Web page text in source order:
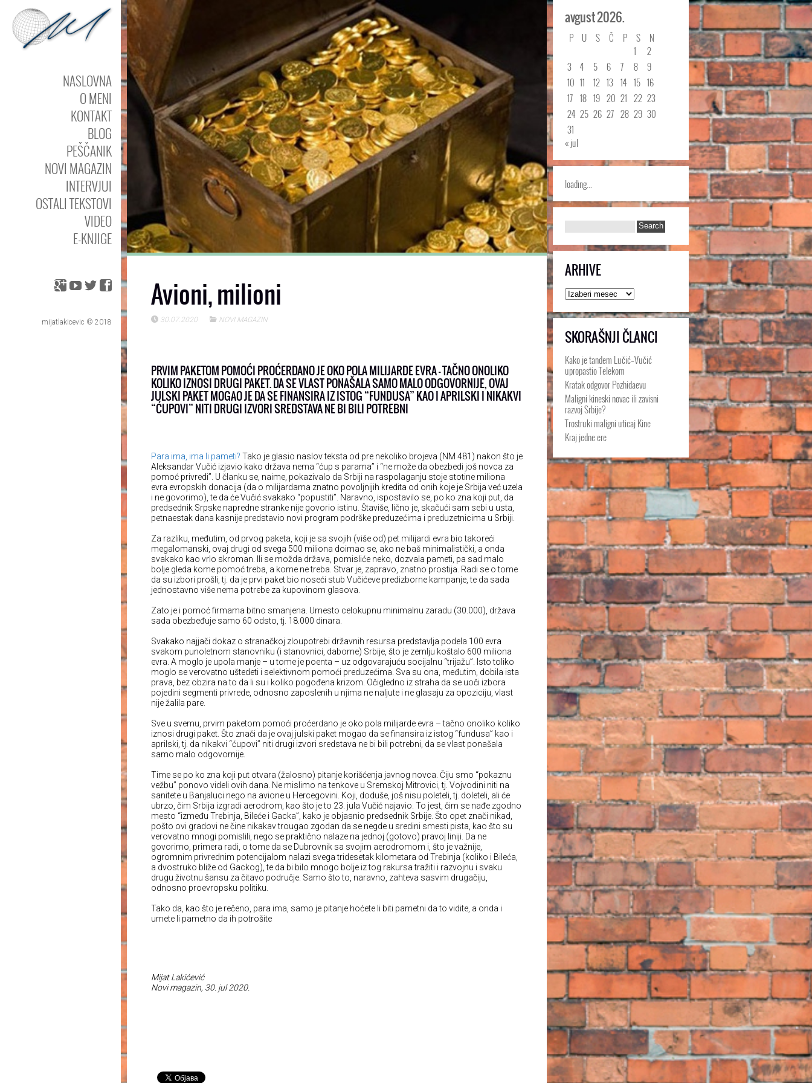
NASLOVNA
O MENI
KONTAKT
BLOG
PEŠČANIK
NOVI MAGAZIN
INTERVJUI
OSTALI TEKSTOVI
VIDEO
E-KNJIGE
mijatlakicevic © 2018
Avioni, milioni
30.07.2020 NOVI MAGAZIN
PRVIM PAKETOM POMOĆI PROĆERDANO JE OKO POLA MILIJARDE EVRA – TAČNO ONOLIKO
KOLIKO IZNOSI DRUGI PAKET. DA SE VLAST PONAŠALA SAMO MALO ODGOVORNIJE, OVAJ
JULSKI PAKET MOGAO JE DA SE FINANSIRA IZ ISTOG “FUNDUSA” KAO I APRILSKI I NIKAKVI
“ĆUPOVI” NITI DRUGI IZVORI SREDSTAVA NE BI BILI POTREBNI
Para ima, ima li pameti? Tako je glasio naslov teksta od pre nekoliko brojeva (NM 481) nakon što je
Aleksandar Vučić izjavio kako država nema “ćup s parama” i “ne može da obezbedi još novca za
pomoć privredi”. U članku se, naime, pokazivalo da Srbiji na raspolaganju stoje stotine miliona
evra evropskih donacija (da o milijardama znatno povoljnijih kredita od onih koje je Srbija već uzela
i ne govorimo), te da će Vučić svakako “popustiti”. Naravno, ispostavilo se, po ko zna koji put, da
predsednik Srpske napredne stranke nije govorio istinu. Štaviše, lično je, skačući sam sebi u usta,
petnaestak dana kasnije predstavio novi program podrške preduzećima i preduzetnicima u Srbiji.
Za razliku, međutim, od prvog paketa, koji je sa svojih (više od) pet milijardi evra bio takoreći
megalomanski, ovaj drugi od svega 500 miliona doimao se, ako ne baš minimalistički, a onda
svakako kao vrlo skroman. Ili se možda država, pomisliće neko, dozvala pameti, pa sad malo
bolje gleda kome pomoć treba, a kome ne treba. Stvar je, zapravo, znatno prostija. Radi se o tome
da su izbori prošli, tj. da je prvi paket bio noseći stub Vučićeve predizborne kampanje, te da sada
jednostavno više nema potrebe za kupovinom glasova.
Zato je i pomoć firmama bitno smanjena. Umesto celokupnu minimalnu zaradu (30.000), država
sada obezbeđuje samo 60 odsto, tj. 18.000 dinara.
Svakako najjači dokaz o stranačkoj zloupotrebi državnih resursa predstavlja podela 100 evra
svakom punoletnom stanovniku (i stanovnici, dabome) Srbije, što je zemlju koštalo 600 miliona
evra. A moglo je upola manje – u tome je poenta – uz odgovarajuću socijalnu “trijažu”. Isto toliko
moglo se verovatno uštedeti i selektivnom pomoći preduzećima. Sva su ona, međutim, dobila ista
prava, bez obzira na to da li su i koliko pogođena krizom. Očigledno iz straha da se uoči izbora
pojedini segmenti privrede, odnosno zaposlenih u njima ne naljute i ne glasaju za opoziciju, vlast
nije žalila pare.
Sve u svemu, prvim paketom pomoći proćerdano je oko pola milijarde evra – tačno onoliko koliko
iznosi drugi paket. Što znači da je ovaj julski paket mogao da se finansira iz istog “fundusa” kao i
aprilski, tj. da nikakvi “ćupovi” niti drugi izvori sredstava ne bi bili potrebni, da se vlast ponašala
samo malo odgovornije.
Time se po ko zna koji put otvara (žalosno) pitanje korišćenja javnog novca. Čiju smo “pokaznu
vežbu” ponovo videli ovih dana. Ne mislimo na tenkove u Sremskoj Mitrovici, tj. Vojvodini niti na
sanitete u Banjaluci nego na avione u Hercegovini. Koji, doduše, još nisu poleteli, tj. doleteli, ali će
ubrzo, čim Srbija izgradi aerodrom, kao što je to 23. jula Vučić najavio. To jest, čim se nađe zgodno
mesto “između Trebinja, Bileće i Gacka”, kako je objasnio predsednik Srbije. Što opet znači nikad,
pošto ovi gradovi ne čine nikakav trougao zgodan da se negde u sredini smesti pista, kao što su
verovatno mnogi pomislili, nego se praktično nalaze na jednoj (gotovo) pravoj liniji. Da ne
govorimo, primera radi, o tome da se Dubrovnik sa svojim aerodromom i, što je važnije,
ogromnim privrednim potencijalom nalazi svega tridesetak kilometara od Trebinja (koliko i Bileća,
a dvostruko bliže od Gackog), te da bi bilo mnogo bolje iz tog rakursa tražiti i razvojnu i svaku
drugu životnu šansu za čitavo područje. Samo što to, naravno, zahteva sasvim drugačiju,
odnosno proevropsku politiku.
Tako da, kao što je rečeno, para ima, samo je pitanje hoćete li biti pametni da to vidite, a onda i
umete li pametno da ih potrošite
Mijat Lakićević
Novi magazin, 30. jul 2020.
avgust 2026.
P U S Č P S
N
1
2
3
4 5 6 7 8
9
10 11 12 13 14 15 16
17 18 19 20 21 22 23
24 25 26 27 28 29 30
31
« jul
loading...
ARHIVE
Arhive
SKORAŠNJI ČLANCI
Kako je tandem Lučić–Vučić
upropastio Telekom
Kratak odgovor Pozhidaevu
Maligni kineski novac ili zavisni
razvoj Srbije?
Trostruki maligni uticaj Kine
Kraj jedne ere